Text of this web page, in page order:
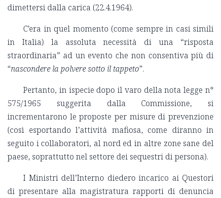
dimettersi dalla carica (22.4.1964).
C’era in quel momento (come sempre in casi simili
in Italia) la assoluta necessità di una “risposta
straordinaria” ad un evento che non consentiva più di
“nascondere la polvere sotto il tappeto”.
Pertanto, in ispecie dopo il varo della nota legge n°
575/1965 suggerita dalla Commissione, si
incrementarono le proposte per misure di prevenzione
(così esportando l’attività mafiosa, come diranno in
seguito i collaboratori, al nord ed in altre zone sane del
paese, soprattutto nel settore dei sequestri di persona).
I Ministri dell’Interno diedero incarico ai Questori
di presentare alla magistratura rapporti di denuncia